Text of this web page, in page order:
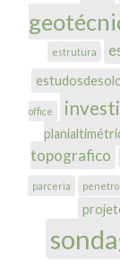
estrutura
office
topografico
parceria